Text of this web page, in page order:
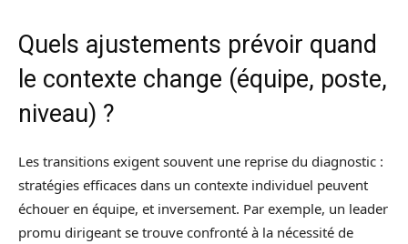
Quels ajustements prévoir quand
le contexte change (équipe, poste,
niveau) ?
Les transitions exigent souvent une reprise du diagnostic :
stratégies efficaces dans un contexte individuel peuvent
échouer en équipe, et inversement. Par exemple, un leader
promu dirigeant se trouve confronté à la nécessité de